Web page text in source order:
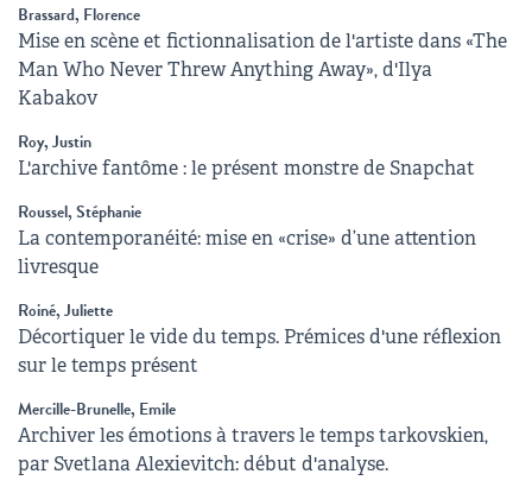
Brassard, Florence
Mise en scène et fictionnalisation de l'artiste dans «The
Man Who Never Threw Anything Away», d'Ilya
Kabakov
Roy, Justin
L'archive fantôme : le présent monstre de Snapchat
Roussel, Stéphanie
La contemporanéité: mise en «crise» d’une attention
livresque
Roiné, Juliette
Décortiquer le vide du temps. Prémices d'une réflexion
sur le temps présent
Mercille-Brunelle, Emile
Archiver les émotions à travers le temps tarkovskien,
par Svetlana Alexievitch: début d'analyse.